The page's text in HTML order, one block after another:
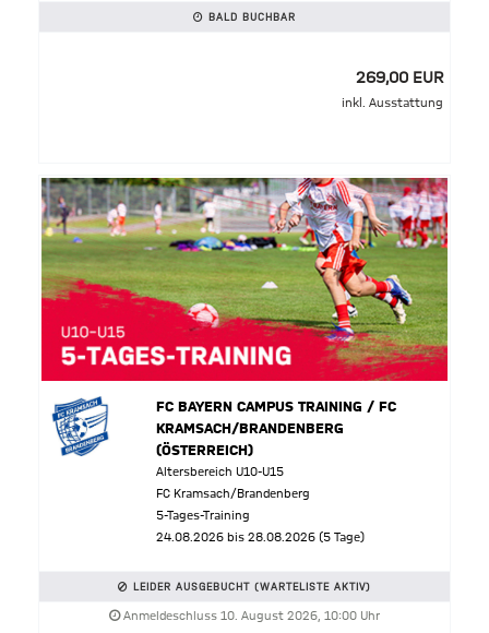
BALD BUCHBAR
269,00 EUR
inkl. Ausstattung
FC BAYERN CAMPUS TRAINING / FC
KRAMSACH/BRANDENBERG
(ÖSTERREICH)
Altersbereich U10-U15
FC Kramsach/Brandenberg
5-Tages-Training
24.08.2026 bis 28.08.2026 (5 Tage)
LEIDER AUSGEBUCHT (WARTELISTE AKTIV)
Anmeldeschluss 10. August 2026, 10:00 Uhr